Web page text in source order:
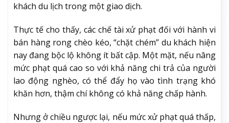
khách du lịch trong một giao dịch.
Thực tế cho thấy, các chế tài xử phạt đối với hành vi
bán hàng rong chèo kéo, “chặt chém” du khách hiện
nay đang bộc lộ không ít bất cập. Một mặt, nếu nâng
mức phạt quá cao so với khả năng chi trả của người
lao động nghèo, có thể đẩy họ vào tình trạng khó
khăn hơn, thậm chí không có khả năng chấp hành.
Nhưng ở chiều ngược lại, nếu mức xử phạt quá thấp,